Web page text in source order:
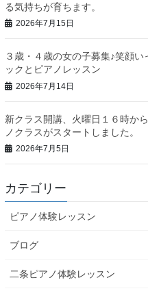
る気持ちが育ちます。
2026年7月15日
３歳・４歳の女の子募集♪笑顔い
ックとピアノレッスン
2026年7月14日
新クラス開講、火曜日１６時か
ノクラスがスタートしました。
2026年7月5日
カテゴリー
ピアノ体験レッスン
ブログ
二条ピアノ体験レッスン